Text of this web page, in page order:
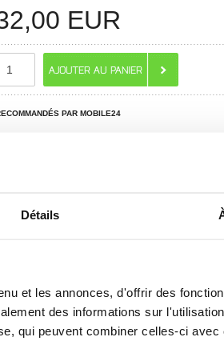
Détails
et les annonces, d'offrir des
des informations sur
qui peuvent combiner celles-ci
EUR
PAR MOBILE24
! CHAT EN DIRECT